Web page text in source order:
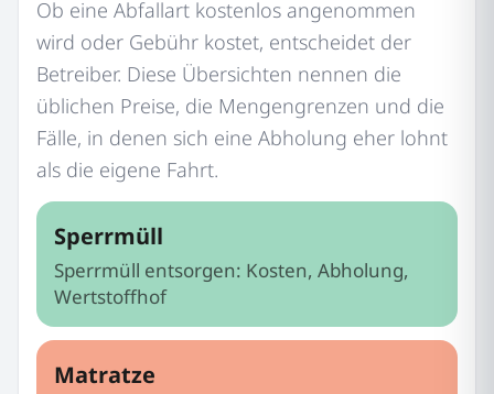
Ob eine Abfallart kostenlos angenommen
wird oder Gebühr kostet, entscheidet der
Betreiber. Diese Übersichten nennen die
üblichen Preise, die Mengengrenzen und die
Fälle, in denen sich eine Abholung eher lohnt
als die eigene Fahrt.
Sperrmüll
Sperrmüll entsorgen: Kosten, Abholung,
Wertstoffhof
Matratze